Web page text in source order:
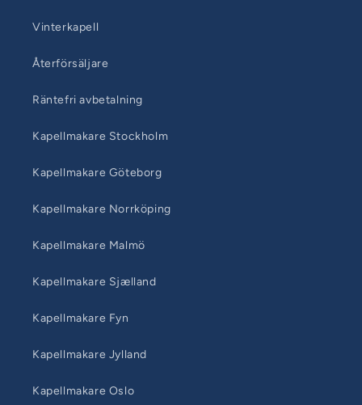
Vinterkapell
Återförsäljare
Räntefri avbetalning
Kapellmakare Stockholm
Kapellmakare Göteborg
Kapellmakare Norrköping
Kapellmakare Malmö
Kapellmakare Sjælland
Kapellmakare Fyn
Kapellmakare Jylland
Kapellmakare Oslo